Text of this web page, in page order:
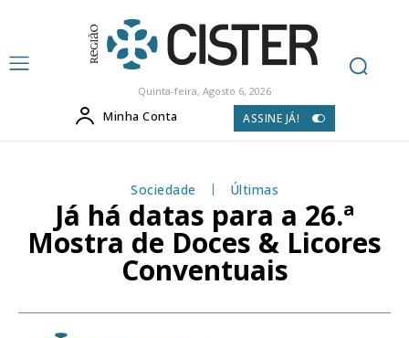
Quinta-feira, Agosto 6, 2026
Minha Conta ASSINE JÁ!
Sociedade Últimas
Já há datas para a 26.ª
Mostra de Doces & Licores
Conventuais